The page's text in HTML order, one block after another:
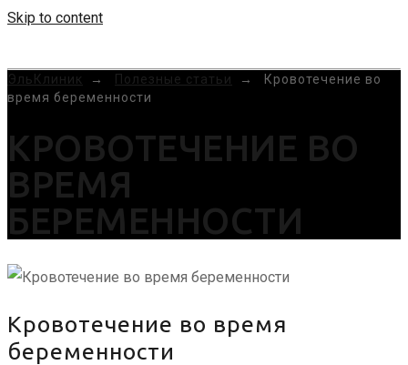
Skip to content
ЭльКлиник
→ Полезные статьи → Кровотечение во
время беременности
КРОВОТЕЧЕНИЕ ВО
ВРЕМЯ
БЕРЕМЕННОСТИ
Кровотечение во время
беременности